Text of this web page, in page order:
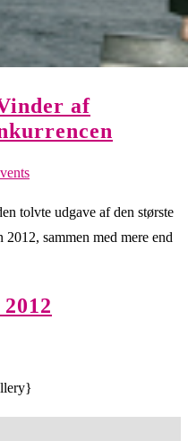
af
tolvte udgave af den største
sammen med mere end